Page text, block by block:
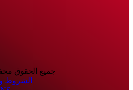
جميع الحقوق
الشروط